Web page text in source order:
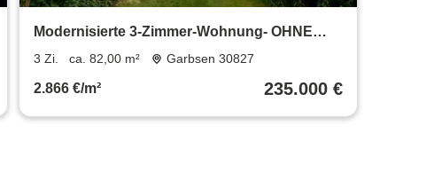
Modernisierte 3-Zimmer-Wohnung- OHNE
PROVISION
3 Zi. ca. 82,00 m² Garbsen 30827
2.866 €/m² 235.000 €